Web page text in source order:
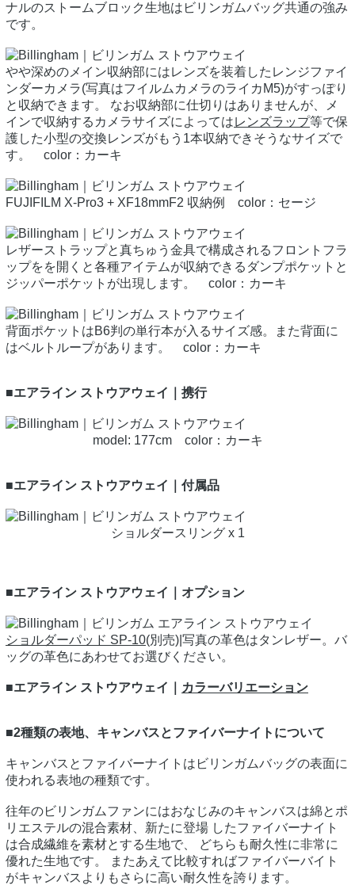
ナルのストームブロック生地はビリンガムバッグ共通の強み
です。
やや深めのメイン収納部にはレンズを装着したレンジファイ
ンダーカメラ(写真はフイルムカメラのライカM5)がすっぽり
と収納できます。 なお収納部に仕切りはありませんが、メ
インで収納するカメラサイズによってはレンズラップ等で保
護した小型の交換レンズがもう1本収納できそうなサイズで
す。 color：カーキ
FUJIFILM X-Pro3 + XF18mmF2 収納例 color：セージ
レザーストラップと真ちゅう金具で構成されるフロントフラ
ップをを開くと各種アイテムが収納できるダンプポケットと
ジッパーポケットが出現します。 color：カーキ
背面ポケットはB6判の単行本が入るサイズ感。また背面に
はベルトループがあります。 color：カーキ
■エアライン ストウアウェイ｜携行
model: 177cm color：カーキ
■エアライン ストウアウェイ｜付属品
ショルダースリング x 1
■エアライン ストウアウェイ｜オプション
ショルダーパッド SP-10(別売)|写真の革色はタンレザー。バ
ッグの革色にあわせてお選びください。
■エアライン ストウアウェイ｜ カラーバリエーション
■2種類の表地、キャンバスとファイバーナイトについて
キャンバスとファイバーナイトはビリンガムバッグの表面に
使われる表地の種類です。
往年のビリンガムファンにはおなじみのキャンバスは綿とポ
リエステルの混合素材、新たに登場 したファイバーナイト
は合成繊維を素材とする生地で、 どちらも耐久性に非常に
優れた生地です。 またあえて比較すればファイバーバイト
がキャンバスよりもさらに高い耐久性を誇ります。